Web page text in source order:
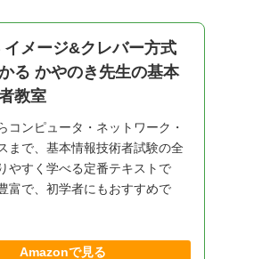
イメージ&クレバー方式
る かやのき先生の基本
教室
コンピュータ・ネットワーク・
まで、基本情報技術者試験の全
やすく学べる定番テキストで
富で、初学者にもおすすめで
Amazonで見る